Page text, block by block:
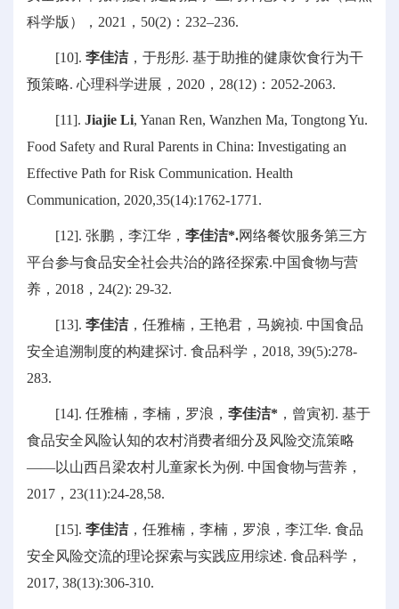
科学版），2021，50(2)：232‒236.
[10]. 李佳洁，于彤彤. 基于助推的健康饮食行为干
预策略. 心理科学进展，2020，28(12)：2052-2063.
[11]. Jiajie Li, Yanan Ren, Wanzhen Ma, Tongtong Yu.
Food Safety and Rural Parents in China: Investigating an
Effective Path for Risk Communication. Health
Communication, 2020,35(14):1762-1771.
[12]. 张鹏，李江华， 李佳洁*.网络餐饮服务第三方
平台参与食品安全社会共治的路径探索.中国食物与营
养，2018，24(2): 29-32.
[13]. 李佳洁，任雅楠，王艳君，马婉祯. 中国食品
安全追溯制度的构建探讨. 食品科学，2018, 39(5):278-
283.
[14]. 任雅楠，李楠，罗浪， 李佳洁* ，曾寅初. 基于
食品安全风险认知的农村消费者细分及风险交流策略
——以山西吕梁农村儿童家长为例. 中国食物与营养，
2017，23(11):24-28,58.
[15]. 李佳洁，任雅楠，李楠，罗浪，李江华. 食品
安全风险交流的理论探索与实践应用综述. 食品科学，
2017, 38(13):306-310.